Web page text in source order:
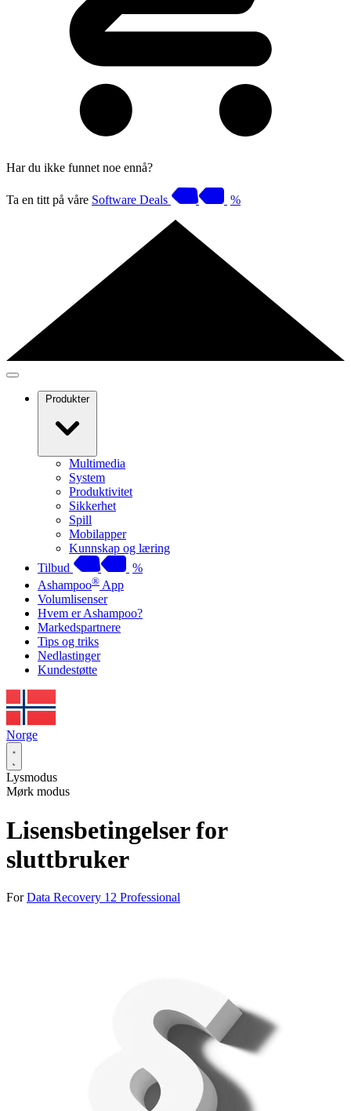
Har du ikke funnet noe ennå?
Ta en titt på våre Software Deals %
Produkter
Multimedia
System
Produktivitet
Sikkerhet
Spill
Mobilapper
Kunnskap og læring
Tilbud
%
Ashampoo® App
Volumlisenser
Hvem er Ashampoo?
Markedspartnere
Tips og triks
Nedlastinger
Kundestøtte
Norge
Lysmodus
Mørk modus
Lisensbetingelser for
sluttbruker
ForData Recovery 12 Professional